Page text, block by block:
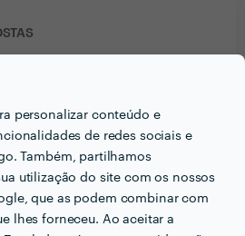
personalizar conteúdo e
de redes sociais e
Também, partilhamos
utilização do site com os nossos
que as podem combinar com
lhes forneceu. Ao aceitar a
é de confiança, dedicado
que se propõe. Verificar
e caso tenha, verificar o
Todo este processo irá dar-lhe